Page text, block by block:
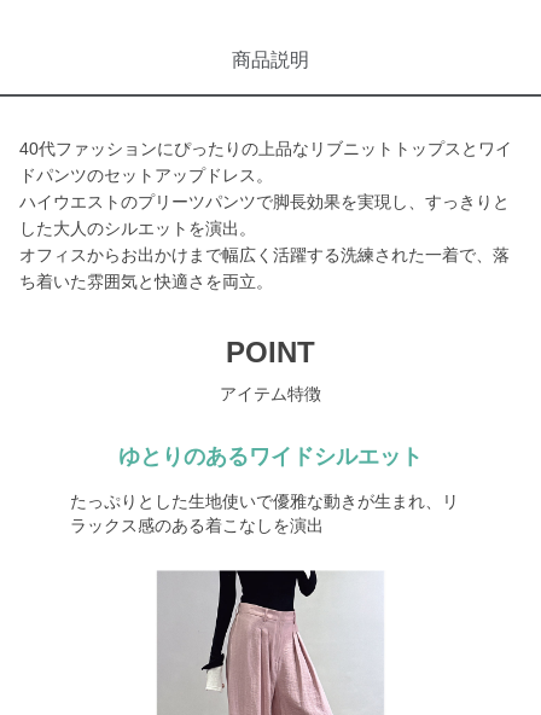
商品説明
40代ファッションにぴったりの上品なリブニットトップスとワイ
ドパンツのセットアップドレス。
ハイウエストのプリーツパンツで脚長効果を実現し、すっきりと
した大人のシルエットを演出。
オフィスからお出かけまで幅広く活躍する洗練された一着で、落
ち着いた雰囲気と快適さを両立。
POINT
アイテム特徴
ゆとりのあるワイドシルエット
たっぷりとした生地使いで優雅な動きが生まれ、リ
ラックス感のある着こなしを演出